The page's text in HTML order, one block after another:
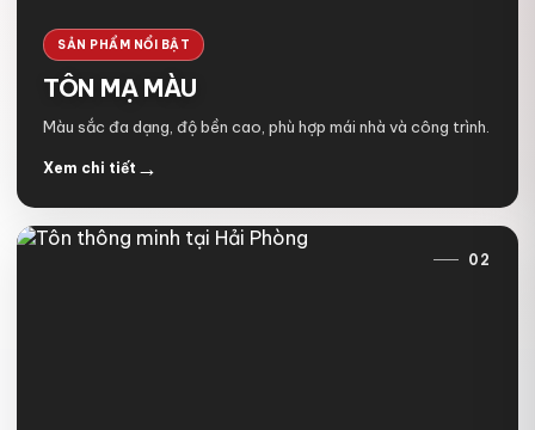
SẢN PHẨM NỔI BẬT
TÔN MẠ MÀU
Màu sắc đa dạng, độ bền cao, phù hợp mái nhà và công trình.
Xem chi tiết →
02